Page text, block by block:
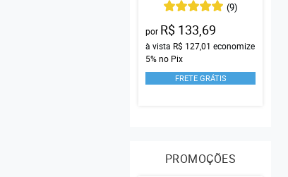
(9)
por R$ 133,69
à vista R$ 127,01 economize
5% no Pix
FRETE GRÁTIS
PROMOÇÕES